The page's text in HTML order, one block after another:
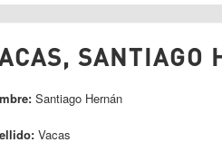
SANTIAGO
Santiago Hernán
Vacas